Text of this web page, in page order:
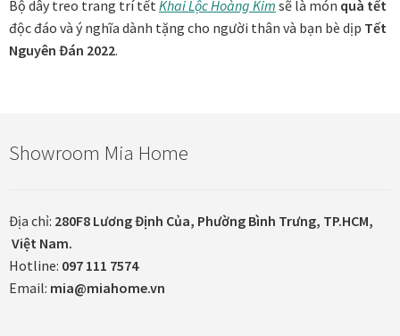
Khung ảnh cưới
Liên hệ
Mia Lifestyle
Bộ dây treo trang trí tếtKhai Lộc Hoàng Kim sẽ là món quà tết
độc đáo và ý nghĩa dành tặng cho người thân và bạn bè dịp Tết
Nguyên Đán 2022.
Showroom Mia Home
Địa chỉ: 280F8 Lương Định Của, Phường Bình Trưng, TP.HCM,
Việt Nam.
Hotline: 097 111 7574
Email: mia@miahome.vn